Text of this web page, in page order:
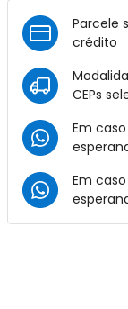
Parcele
crédito
CEPs
Em
Em